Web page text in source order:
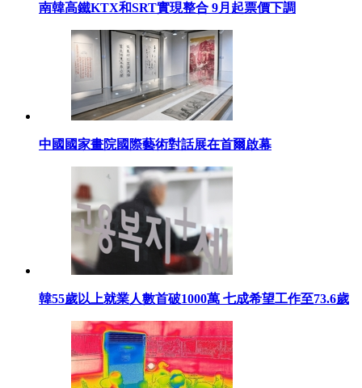
南韓高鐵KTX和SRT實現整合 9月起票價下調
中國國家畫院國際藝術對話展在首爾啟幕
韓55歲以上就業人數首破1000萬 七成希望工作至73.6歲